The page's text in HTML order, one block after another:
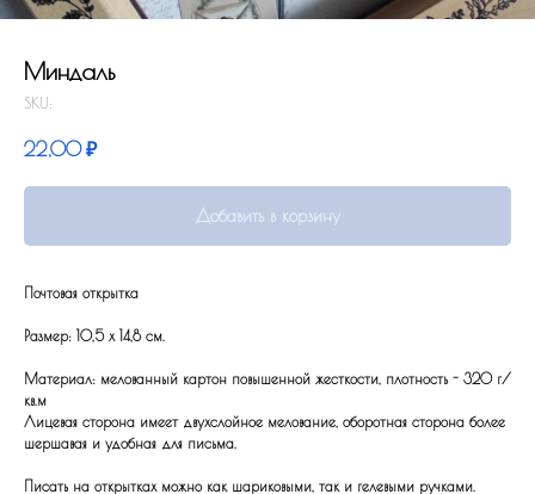
Миндаль
SKU:
22,00 ₽
Добавить в корзину
Почтовая открытка
Размер: 10,5 x 14,8 см.
Материал: мелованный картон повышенной жесткости, плотность - 320 г/
кв.м
Лицевая сторона имеет двухслойное мелование, оборотная сторона более
шершавая и удобная для письма.
Писать на открытках можно как шариковыми, так и гелевыми ручками.